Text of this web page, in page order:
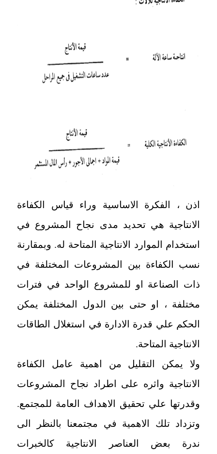
اذن ، الفكرة الاساسية وراء قياس الكفاءة
الانتاجية هي تحديد مدى نجاح المشروع في
استخدام الموارد الانتاجية المتاحة له. وبمقارنة
نسب الكفاءة بين المشروعات المختلفة في
ذات الصناعة او للمشروع الواحد في فترات
مختلفة ، او حتى بين الدول المختلفة يمكن
الحكم علي قدرة الادارة في استغلال الطاقات
الانتاجية المتاحة.
ولا يمكن التقليل من اهمية عامل الكفاءة
الانتاجية واثره على اطراد نجاح المشروعات
وقدرتها علي تحقيق الاهداف العامة للمجتمع.
وتزداد تلك الاهمية في مجتمعنا بالنظر الى
ندرة بعض العناصر الانتاجية كالخبرات